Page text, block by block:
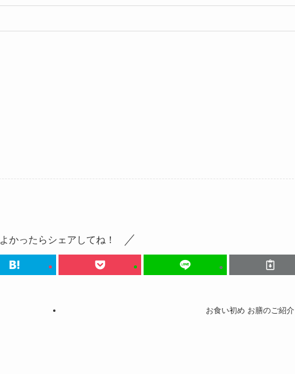
よかったらシェアしてね！
お食い初め お膳のご紹介